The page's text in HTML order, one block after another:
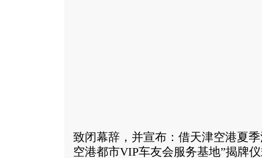
致闭幕辞，并宣布：借天津空港夏
空港都市VIP车友会服务基地”揭牌